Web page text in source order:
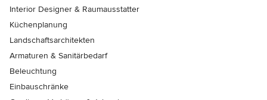
Interior Designer & Raumausstatter
Küchenplanung
Landschaftsarchitekten
Armaturen & Sanitärbedarf
Beleuchtung
Einbauschränke